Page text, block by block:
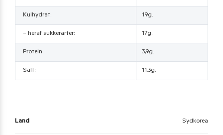
Kulhydrat: 19g.
– heraf sukkerarter: 17g.
Protein: 3,9g.
Salt: 11,3g.
Land Sydkorea